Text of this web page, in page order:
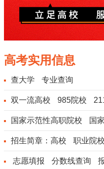
高考实用信息
查大学 专业查询
双一流高校 985院校
国家示范性高职院校 国
招生简章： 高校 职业院校
院校志愿填报 分数线查询